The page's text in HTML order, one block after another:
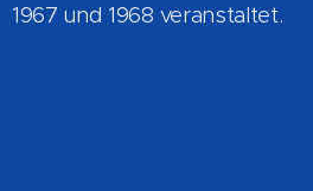
1967 und 1968 veranstaltet.